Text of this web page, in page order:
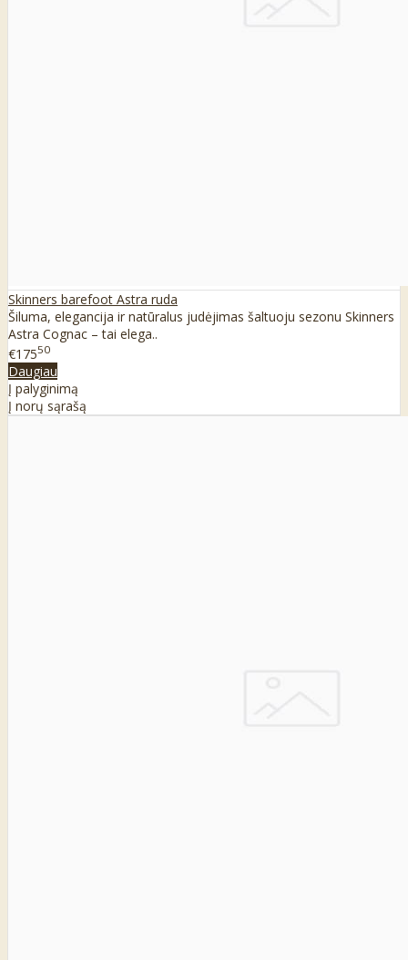
Skinners barefoot Astra ruda
Šiluma, elegancija ir natūralus judėjimas šaltuoju sezonu Skinners
Astra Cognac – tai elega..
€17550
Daugiau
Į palyginimą
Į norų sąrašą